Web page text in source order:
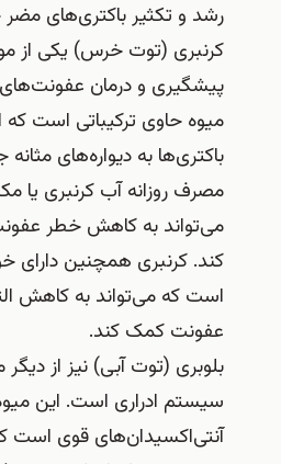
رشد و تکثیر باکتری‌های مضر
کرنبری (توت خرس) یکی از
پیشگیری و درمان
میوه حاوی ترکیباتی است
باکتری‌ها به دیواره‌های
مصرف روزانه آب کرنبری یا
می‌تواند به کاهش خطر
کند. کرنبری همچنین دارای
است که می‌تواند به کاهش
عفونت کمک کند.
بلوبری (توت آبی) نیز از
سیستم ادراری است. این
آنتی‌اکسیدان‌های قوی است